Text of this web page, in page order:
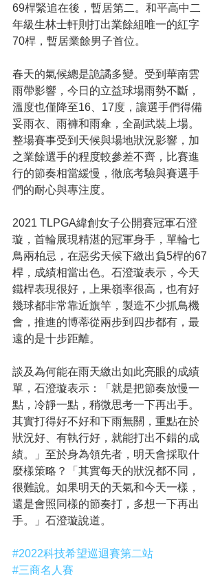
69桿緊追在後，暫居第二。和平高中二
年級生林士軒則打出業餘組唯一的紅字
70桿，暫居業餘男子首位。
春天的氣候總是詭譎多變。受到華南雲
雨帶影響，今日的立益球場雨勢不斷，
溫度也僅降至16、17度，讓選手們得備
妥雨衣、雨褲和雨傘，全副武裝上場。
整場賽事受到天候與場地狀況影響，加
之業餘選手的程度較參差不齊，比賽進
行的節奏相當緩慢，徹底考驗與賽選手
們的耐心與專注度。
2021 TLPGA緯創女子公開賽冠軍石澄
璇，首輪展現精湛的冠軍身手，單輪七
鳥兩柏忌，在惡劣天候下繳出負5桿的67
桿，成績相當出色。石澄璇表示，今天
鐵桿表現很好，上果嶺率很高，也有好
幾球都非常靠近旗竿，製造不少抓鳥機
會，推進的博蒂從兩步到四步都有，最
遠的是十步距離。
談及為何能在雨天繳出如此亮眼的成績
單，石澄璇表示：「就是把節奏放慢一
點，冷靜一點，稍微思考一下再出手。
其實打得好不好和下雨無關，重點在於
狀況好、有執行好，就能打出不錯的成
績。」至於身為領先者，明天會採取什
麼樣策略？「其實每天的狀況都不同，
很難說。如果明天的天氣和今天一樣，
還是會照同樣的節奏打，多想一下再出
手。」石澄璇說道。
#2022科技希望巡迴賽第二站
#三商名人賽